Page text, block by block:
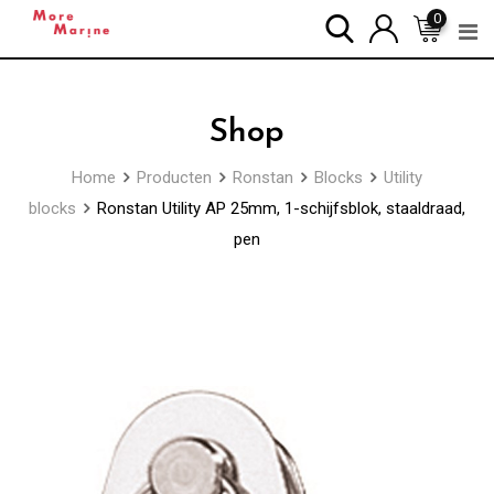
0
Shop
Home Producten Ronstan Blocks
Utility
blocks
Ronstan Utility AP 25mm, 1-schijfsblok, staaldraad,
pen